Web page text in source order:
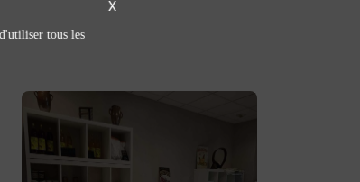
Épicerie sucrée /
salée
Découvrez notre
épicerie sucrée
X
tous les